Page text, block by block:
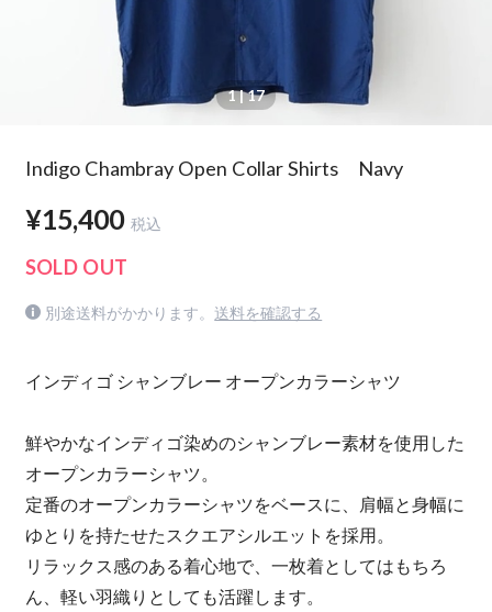
1| 17
Indigo Chambray Open Collar Shirts Navy
¥15,400 税込
SOLD OUT
別途送料がかかります。 送料を確認する
インディゴ シャンブレー オープンカラーシャツ
鮮やかなインディゴ染めのシャンブレー素材を使用した
オープンカラーシャツ。
定番のオープンカラーシャツをベースに、肩幅と身幅に
ゆとりを持たせたスクエアシルエットを採用。
リラックス感のある着心地で、一枚着としてはもちろ
ん、軽い羽織りとしても活躍します。